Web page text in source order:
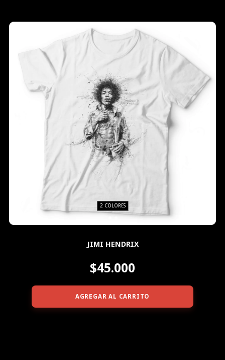
2 COLORES
JIMI HENDRIX
$45.000
AGREGAR AL CARRITO